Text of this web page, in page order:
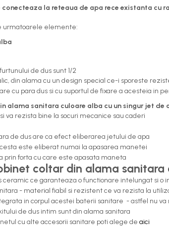
la reteaua de apa rece existanta cu
urmatoarele elemente:
de dus sunt 1/2
din alama cu un design special ce-i sporeste
cu para dus si cu suportul de fixare a acesteia in
alama sanitara culoare alba cu un singur jet de
va rezista bine la socuri mecanice sau caderi
de dus are ca efect eliberarea jetului de apa
este eliberat numai la apasarea manetei
prin forta cu care este apasata maneta
coltar din alama sanitara
ceramic ce garanteaza o functionare intelungat si
- material fiabil si rezistent ce va rezista la
in corpul acestei baterii sanitare - astfel nu
de dus intim sunt din alama sanitara
cu alte accesorii sanitare poti alege de aici